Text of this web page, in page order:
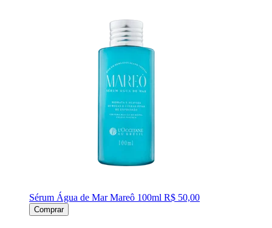
Sérum Água de Mar Mareô 100ml R$ 50,00
Comprar